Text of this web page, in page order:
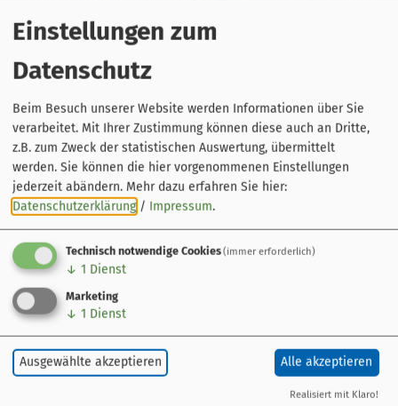
Leaflet|© OpenStreetMap-Mitwirkende
Henkersteg
Henkersteg
90403 Nürnberg
Info-Adresse
Congress- und Tourismus-Zentrale
Frauentorgraben 3
90443 Nürnberg
0911 23360
Einstellungen zum
Datenschutz
Beim Besuch unserer Website werden Informationen über Sie
verarbeitet. Mit Ihrer Zustimmung können diese auch an Dritte,
z.B. zum Zweck der statistischen Auswertung, übermittelt
werden. Sie können die hier vorgenommenen Einstellungen
jederzeit abändern. Mehr dazu erfahren Sie hier:
Datenschutzerklärung / Impressum.
Technisch notwendige Cookies(immer erforderlich)
↓ 1 Dienst
Marketing
↓ 1 Dienst
Ausgewählte akzeptieren Alle akzeptieren
Realisiert mit Klaro!